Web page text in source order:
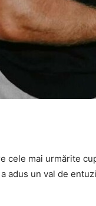
cele mai urmărite
adus un val de